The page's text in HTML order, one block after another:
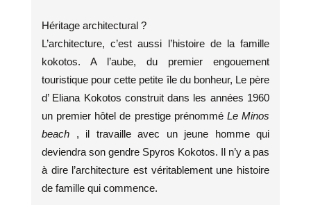
Héritage architectural ?
L’architecture, c’est aussi l’histoire de la famille
kokotos. A l’aube, du premier engouement
touristique pour cette petite île du bonheur, Le père
d’ Eliana Kokotos construit dans les années 1960
un premier hôtel de prestige prénommé Le Minos
beach , il travaille avec un jeune homme qui
deviendra son gendre Spyros Kokotos. Il n’y a pas
à dire l’architecture est véritablement une histoire
de famille qui commence.